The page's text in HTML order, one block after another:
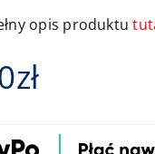
opis produktu
zł